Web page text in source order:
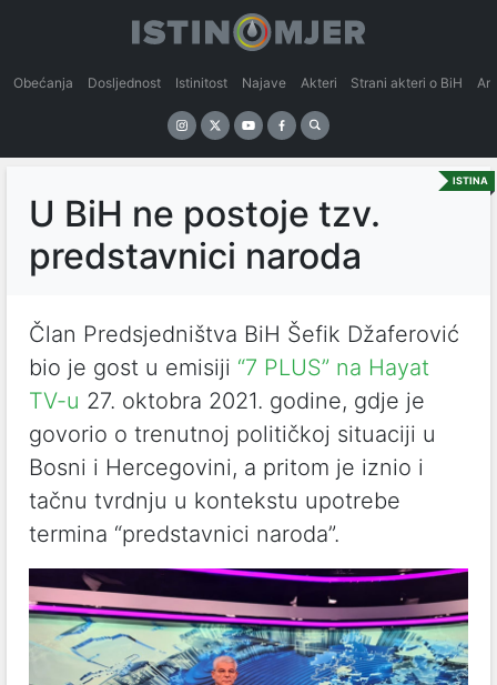
Obećanja Dosljednost Istinitost Najave Akteri Strani akteri o BiH
ISTINA
U BiH ne postoje tzv.
predstavnici naroda
Član Predsjedništva BiH Šefik Džaferović
bio je gost u emisiji “7 PLUS” na Hayat
TV-u 27. oktobra 2021. godine, gdje je
govorio o trenutnoj političkoj situaciji u
Bosni i Hercegovini, a pritom je iznio i
tačnu tvrdnju u kontekstu upotrebe
termina “predstavnici naroda”.